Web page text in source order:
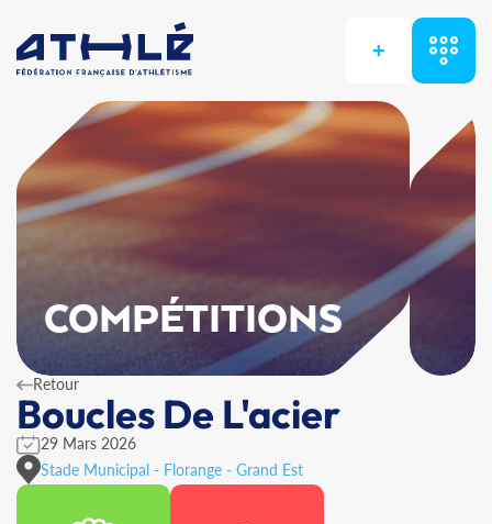
+
COMPÉTITIONS
Retour
Boucles De L'acier
29 Mars 2026
Stade Municipal - Florange - Grand Est